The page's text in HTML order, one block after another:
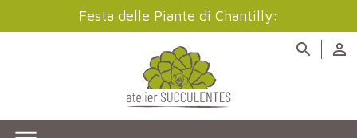
Festa delle Piante di Chantilly:

